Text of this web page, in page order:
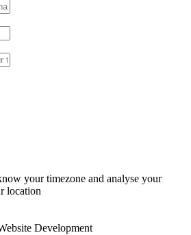
your timezone and analyse your
location
Development